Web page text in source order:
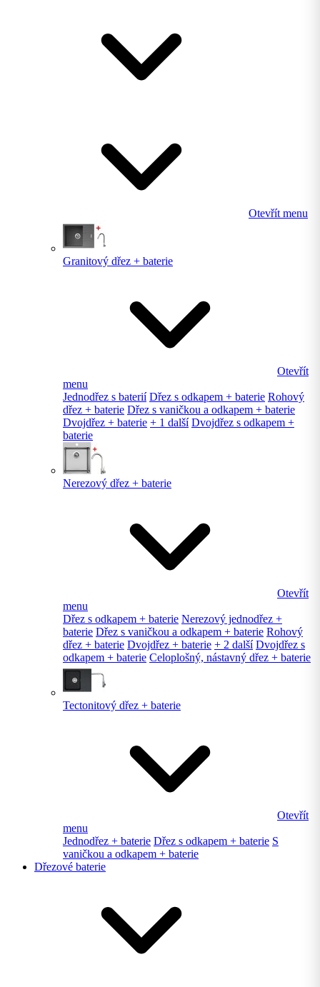
Otevřít menu
Granitový dřez + baterie
Otevřít
menu
Jednodřez s baterií Dřez s odkapem + baterie Rohový
dřez + baterie Dřez s vaničkou a odkapem + baterie
Dvojdřez + baterie + 1 další Dvojdřez s odkapem +
baterie
Nerezový dřez + baterie
Otevřít
menu
Dřez s odkapem + baterie Nerezový jednodřez +
baterie Dřez s vaničkou a odkapem + baterie Rohový
dřez + baterie Dvojdřez + baterie + 2 další Dvojdřez s
odkapem + baterie Celoplošný, nástavný dřez + baterie
Tectonitový dřez + baterie
Otevřít
menu
Jednodřez + baterie Dřez s odkapem + baterie S
vaničkou a odkapem + baterie
Dřezové baterie